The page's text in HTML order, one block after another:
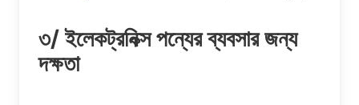
৩/ ইলেকট্রনিক্স পন্যের ব্যবসার জন্য
দক্ষতা